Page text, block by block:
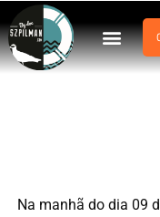
AULÃO DE
Na manhã do dia 09